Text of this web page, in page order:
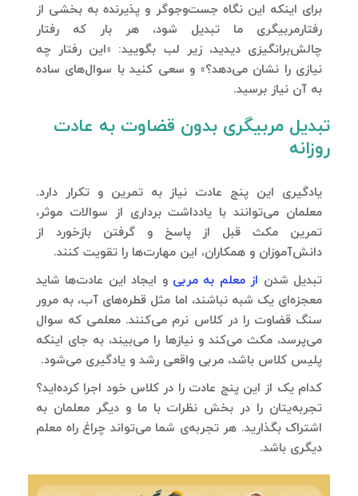
برای اینکه این نگاه جست‌وجوگر و پذیرنده به بخشی از
رفتارمربیگری ما تبدیل شود، هر بار که رفتار
چالش‌برانگیزی دیدید، زیر لب بگویید: «این رفتار چه
نیازی را نشان می‌دهد؟» و سعی کنید با سوال‌های ساده
به آن نیاز برسید.​
تبدیل مربیگری بدون قضاوت به عادت
روزانه
یادگیری این پنج عادت نیاز به تمرین و تکرار دارد.
معلمان می‌توانند با یادداشت‌ برداری از سوالات موثر،
تمرین مکث قبل از پاسخ و گرفتن بازخورد از
دانش‌آموزان و همکاران، این مهارت‌ها را تقویت کنند.
تبدیل شدن از معلم به مربی و ایجاد این عادت‌ها شاید
معجزه‌ای یک‌ شبه نباشند، اما مثل قطره‌های آب، به مرور
سنگ قضاوت را در کلاس نرم می‌کنند. معلمی که سوال
می‌پرسد، مکث می‌کند و نیازها را می‌بیند، به جای اینکه
پلیس کلاس باشد، مربی واقعی رشد و یادگیری می‌شود.
کدام یک از این پنج عادت را در کلاس خود اجرا کرده‌اید؟
تجربه‌یتان را در بخش نظرات با ما و دیگر معلمان به
اشتراک بگذارید. هر تجربه‌ی شما می‌تواند چراغ راه معلم
دیگری باشد.